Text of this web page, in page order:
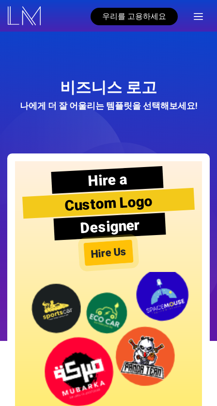
우리를 고용하세요
비즈니스 로고
나에게 더 잘 어울리는 템플릿을 선택해보세요!
Hire a
Custom Logo
Designer
Hire Us